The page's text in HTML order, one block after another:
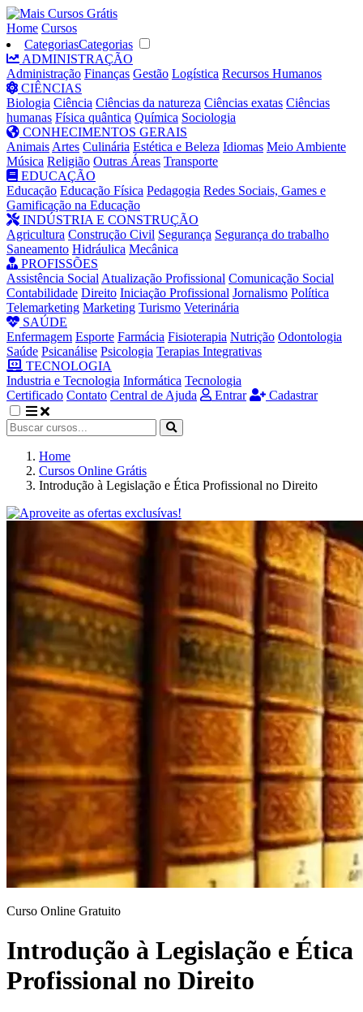
Home Cursos
CategoriasCategorias
ADMINISTRAÇÃO
Administração Finanças Gestão Logística Recursos Humanos
CIÊNCIAS
Biologia Ciência Ciências da natureza Ciências exatas Ciências
humanas Física quântica Química Sociologia
CONHECIMENTOS GERAIS
Animais Artes Culinária Estética e Beleza Idiomas Meio Ambiente
Música Religião Outras Áreas Transporte
EDUCAÇÃO
Educação Educação Física Pedagogia Redes Sociais, Games e
Gamificação na Educação
INDÚSTRIA E CONSTRUÇÃO
Agricultura Construção Civil Segurança Segurança do trabalho
Saneamento Hidráulica Mecânica
PROFISSÕES
Assistência Social Atualização Profissional Comunicação Social
Contabilidade Direito Iniciação Profissional Jornalismo Política
Telemarketing Marketing Turismo Veterinária
SAÚDE
Enfermagem Esporte Farmácia Fisioterapia Nutrição Odontologia
Saúde Psicanálise Psicologia Terapias Integrativas
TECNOLOGIA
Industria e Tecnologia Informática Tecnologia
Certificado Contato Central de Ajuda Entrar Cadastrar
Home
Cursos Online Grátis
Introdução à Legislação e Ética Profissional no Direito
Curso Online Gratuito
Introdução à Legislação e Ética
Profissional no Direito